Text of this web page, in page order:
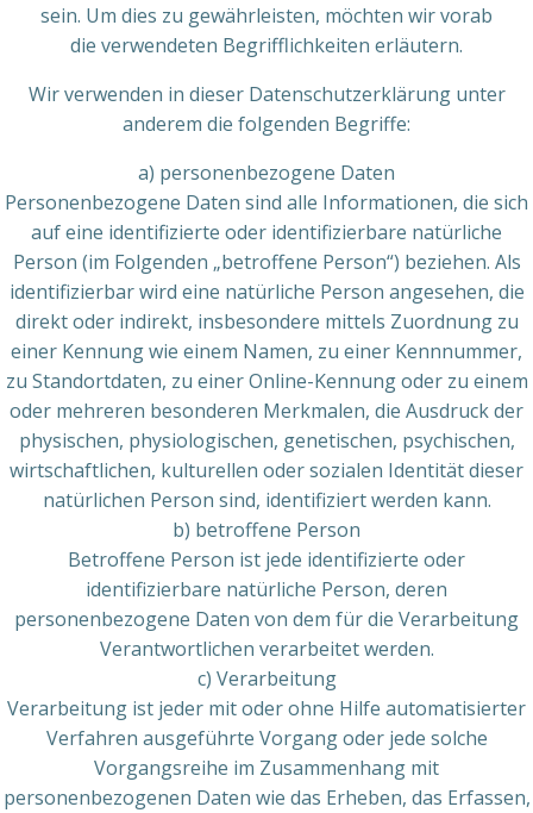
sein. Um dies zu gewährleisten, möchten wir vorab
die verwendeten Begrifflichkeiten erläutern.
Wir verwenden in dieser Datenschutzerklärung unter
anderem die folgenden Begriffe:
a) personenbezogene Daten
Personenbezogene Daten sind alle Informationen, die sich
auf eine identifizierte oder identifizierbare natürliche
Person (im Folgenden „betroffene Person“) beziehen. Als
identifizierbar wird eine natürliche Person angesehen, die
direkt oder indirekt, insbesondere mittels Zuordnung zu
einer Kennung wie einem Namen, zu einer Kennnummer,
zu Standortdaten, zu einer Online-Kennung oder zu einem
oder mehreren besonderen Merkmalen, die Ausdruck der
physischen, physiologischen, genetischen, psychischen,
wirtschaftlichen, kulturellen oder sozialen Identität dieser
natürlichen Person sind, identifiziert werden kann.
b) betroffene Person
Betroffene Person ist jede identifizierte oder
identifizierbare natürliche Person, deren
personenbezogene Daten von dem für die Verarbeitung
Verantwortlichen verarbeitet werden.
c) Verarbeitung
Verarbeitung ist jeder mit oder ohne Hilfe automatisierter
Verfahren ausgeführte Vorgang oder jede solche
Vorgangsreihe im Zusammenhang mit
personenbezogenen Daten wie das Erheben, das Erfassen,